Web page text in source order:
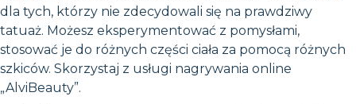
dla tych, którzy nie zdecydowali się na prawdziwy
tatuaż. Możesz eksperymentować z pomysłami,
stosować je do różnych części ciała za pomocą różnych
szkiców. Skorzystaj z usługi nagrywania online
„AlviBeauty”.